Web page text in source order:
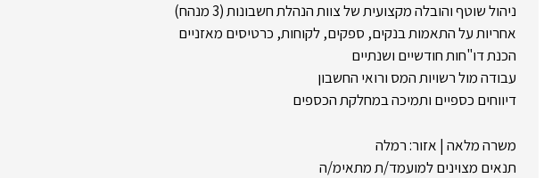
ניהול שוטף והובלה מקצועית של צוות הנהלת חשבונות (3 מנהח)
אחריות על התאמות בנקים, ספקים, לקוחות, כרטיסים מאזניים
הכנת דו"חות חודשיים ושנתיים
עבודה מול רשויות המס ורואי החשבון
דיווחים כספיים ותמיכה במחלקת הכספים
משרה מלאה | אזור: רמלה
תנאים מצוינים למועמד/ת מתאימ/ה